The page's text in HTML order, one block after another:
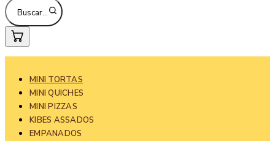
Buscar…
MINI TORTAS
MINI QUICHES
MINI PIZZAS
KIBES ASSADOS
EMPANADOS